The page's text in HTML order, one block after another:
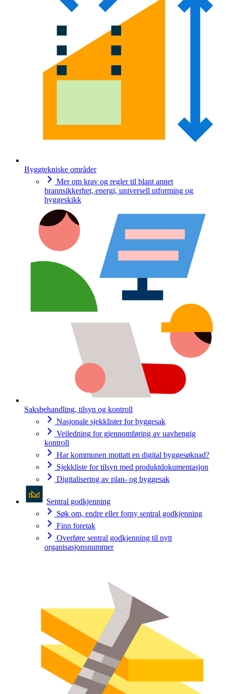
Byggtekniske områder
Mer om krav og regler til blant annet
brannsikkerhet, energi, universell utforming og
byggeskikk
Saksbehandling, tilsyn og kontroll
Nasjonale sjekklister for byggesak
Veiledning for gjennomføring av uavhengig
kontroll
Har kommunen mottatt en digital byggesøknad?
Sjekkliste for tilsyn med produktdokumentasjon
Digitalisering av plan- og byggesak
Sentral godkjenning
Søk om, endre eller forny sentral godkjenning
Finn foretak
Overføre sentral godkjenning til nytt
organisasjonsnummer